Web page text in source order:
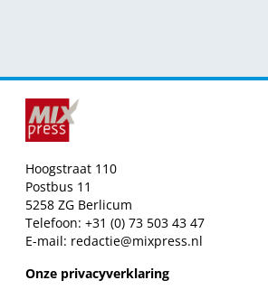
Hoogstraat 110
Postbus 11
5258 ZG Berlicum
Telefoon: +31 (0) 73 503 43 47
E-mail: redactie@mixpress.nl
Onze privacyverklaring